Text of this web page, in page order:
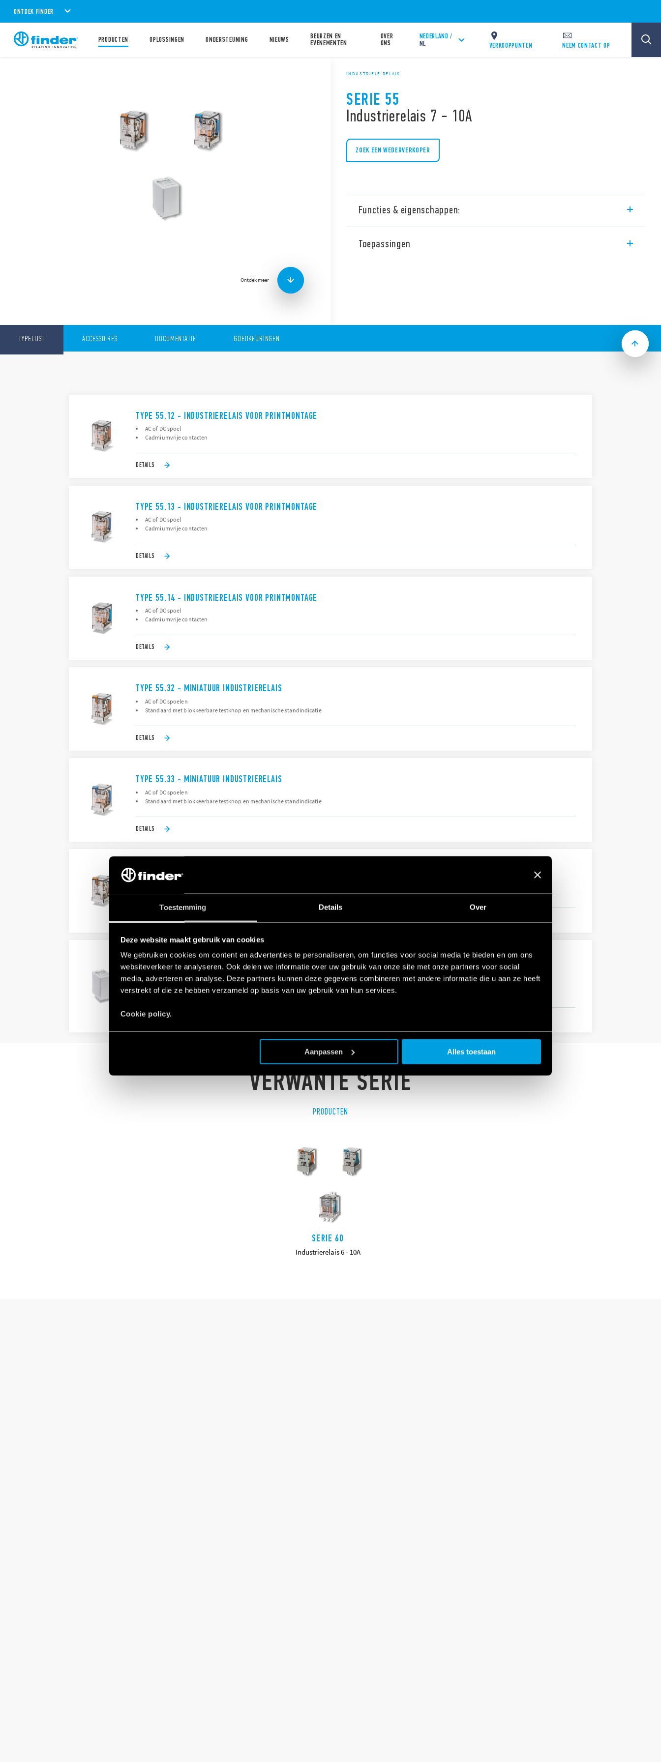
Toestemming Details Over
Deze website maakt gebruik van cookies
We gebruiken cookies om content en advertenties te personaliseren, om functies voor social media te bieden en om ons
websiteverkeer te analyseren. Ook delen we informatie over uw gebruik van onze site met onze partners voor social
media, adverteren en analyse. Deze partners kunnen deze gegevens combineren met andere informatie die u aan ze heeft
verstrekt of die ze hebben verzameld op basis van uw gebruik van hun services.
Cookie policy.
Aanpassen Alles toestaan
ONTDEK FINDER
PRODUCTEN OPLOSSINGEN ONDERSTEUNING NIEUWS
BEURZEN EN
EVENEMENTEN
OVER
ONS
NEDERLAND /
NL
VERKOOPPUNTEN NEEM CONTACT OP
Ontdek meer
INDUSTRIËLE RELAIS
SERIE 55
Industrierelais 7 - 10A
ZOEK EEN WEDERVERKOPER
Functies & eigenschappen:
montage in aansluitvoet of printmontage. De algemene kenmerken
Toepassingen
TYPELIJST ACCESSOIRES DOCUMENTATIE GOEDKEURINGEN
TYPE 55.12 - INDUSTRIERELAIS VOOR PRINTMONTAGE
AC of DC spoel
Cadmiumvrije contacten
DETAILS
TYPE 55.13 - INDUSTRIERELAIS VOOR PRINTMONTAGE
AC of DC spoel
Cadmiumvrije contacten
DETAILS
TYPE 55.14 - INDUSTRIERELAIS VOOR PRINTMONTAGE
AC of DC spoel
Cadmiumvrije contacten
DETAILS
TYPE 55.32 - MINIATUUR INDUSTRIERELAIS
AC of DC spoelen
Standaard met blokkeerbare testknop en mechanische standindicatie
DETAILS
TYPE 55.33 - MINIATUUR INDUSTRIERELAIS
AC of DC spoelen
Standaard met blokkeerbare testknop en mechanische standindicatie
DETAILS
TYPE 55.34/55.34T - MINIATUUR INDUSTRIERELAIS
Versie voor spoorwegtoepassingen beschikbaar
Standaard met blokkeerbare testknop en mechanische standindicatie
DETAILS
TYPE 55.34T - RELAIS VOOR TOEPASSINGEN IN HET RAILVERVOER
Voldoet aan EN 45545-2 + A1: 2016 (bescherming tegen brand en rook), EN 61373 (weerstand tegen schokken en trillingen, categorie 1, klasse B), EN 50155
(temperatuurbestendigheid en vochtigheid, klasse TX)
DC spoelen met een breed werkspanningsbereik
DETAILS
VERWANTE SERIE
PRODUCTEN
SERIE 60
Industrierelais 6 - 10A